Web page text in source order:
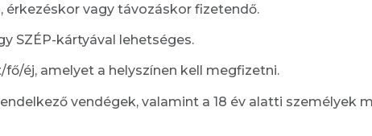
érkezéskor vagy távozáskor fizetendő.
SZÉP-kártyával lehetséges.
éj, amelyet a helyszínen kell megfizetni.
vendégek, valamint a 18 év alatti személyek